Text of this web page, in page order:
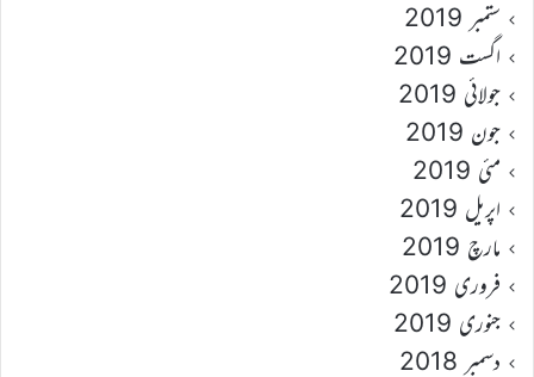
ستمبر 2019
اگست 2019
جولائی 2019
جون 2019
مئی 2019
اپریل 2019
مارچ 2019
فروری 2019
جنوری 2019
دسمبر 2018